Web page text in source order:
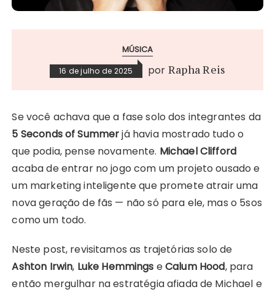
MÚSICA
16 de julho de 2025 por Rapha Reis
Se você achava que a fase solo dos integrantes da
5 Seconds of Summerjá havia mostrado tudo o
que podia, pense novamente. Michael Clifford
acaba de entrar no jogo com um projeto ousado e
um marketing inteligente que promete atrair uma
nova geração de fãs — não só para ele, mas o 5sos
como um todo.
Neste post, revisitamos as trajetórias solo de
Ashton Irwin, Luke Hemmings eCalum Hood, para
então mergulhar na estratégia afiada de Michael e